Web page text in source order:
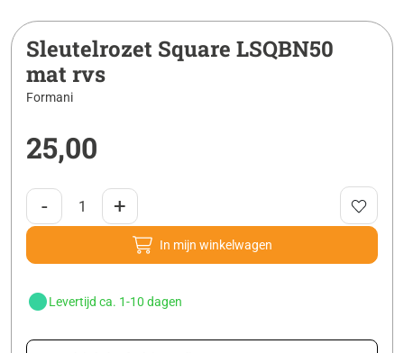
Sleutelrozet Square LSQBN50
mat rvs
Formani
25,00
- +
In mijn winkelwagen
Levertijd ca. 1-10 dagen